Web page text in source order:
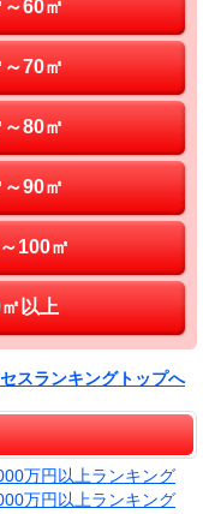
60㎡
70㎡
80㎡
90㎡
100㎡
以上
スランキングトップへ
万円以上ランキング
万円以上ランキング